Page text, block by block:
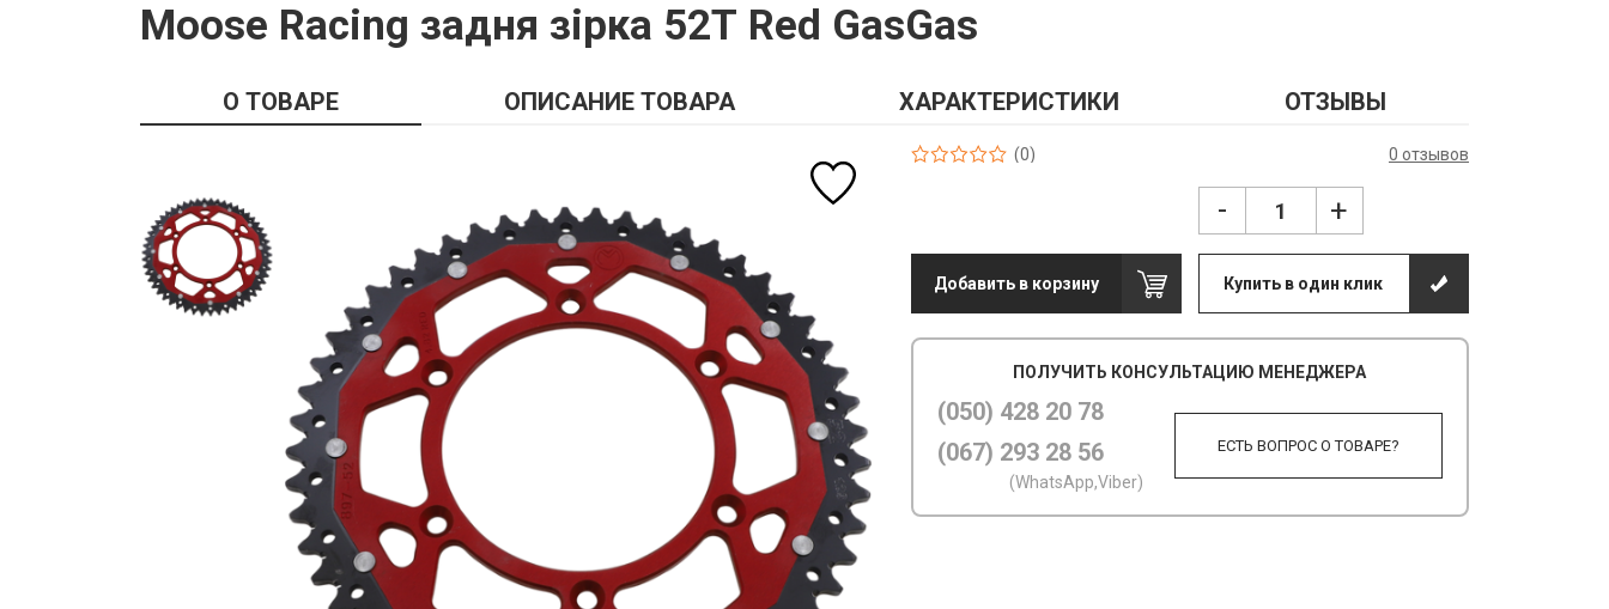
Lifestyle
Вилочне масло
Гідравлічне масло
Moose Racing задня зірка 52Т Red GasGas
О ТОВАРЕ ОПИСАНИЕ ТОВАРА ХАРАКТЕРИСТИКИ ОТЗЫВЫ
(0) 0 отзывов
- +
Добавить в корзину Купить в один клик
ПОЛУЧИТЬ КОНСУЛЬТАЦИЮ МЕНЕДЖЕРА
(050) 428 20 78
(067) 293 28 56
(WhatsApp,Viber)
ЕСТЬ ВОПРОС О ТОВАРЕ?